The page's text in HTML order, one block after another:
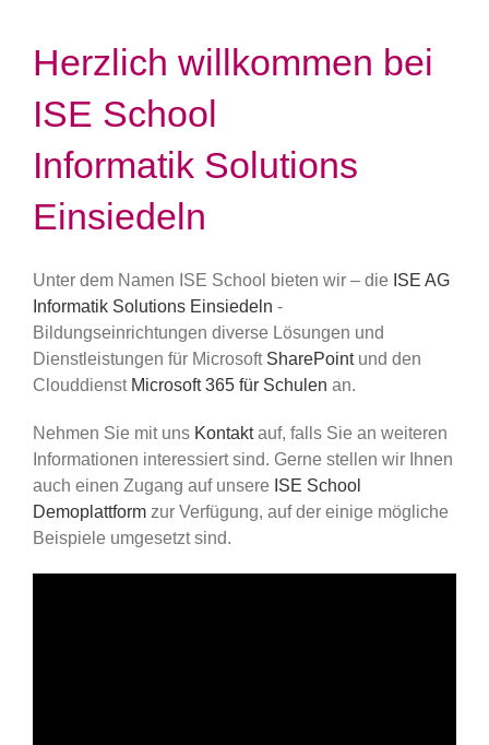
Herzlich willkommen bei
ISE School
Informatik Solutions
Einsiedeln
Unter dem Namen ISE School bieten wir – die ISE AG
Informatik Solutions Einsiedeln -
Bildungseinrichtungen diverse Lösungen und
Dienstleistungen für Microsoft SharePointund den
Clouddienst Microsoft 365 für Schulen an.
Nehmen Sie mit uns Kontaktauf, falls Sie an weiteren
Informationen interessiert sind. Gerne stellen wir Ihnen
auch einen Zugang auf unsere ISE School
Demoplattform zur Verfügung, auf der einige mögliche
Beispiele umgesetzt sind.